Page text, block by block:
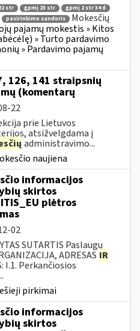
str gpmį 23 str
gpmį 2 str 34 d
pasirinkimo sandoris
Mokesčių
pajamų mokestis » Kitos
» Turto pardavimo
» Pardavimo pajamų
126, 141 straipsnių
(komentarų
22
prie Lietuvos
atsižvelgdama į
administravimo...
naujiena
informacijos
skirtos
plėtros
02
SUTARTIS Paslaugų
ADRESAS IR
I.1. Perkančiosios
pirkimai
informacijos
skirtos